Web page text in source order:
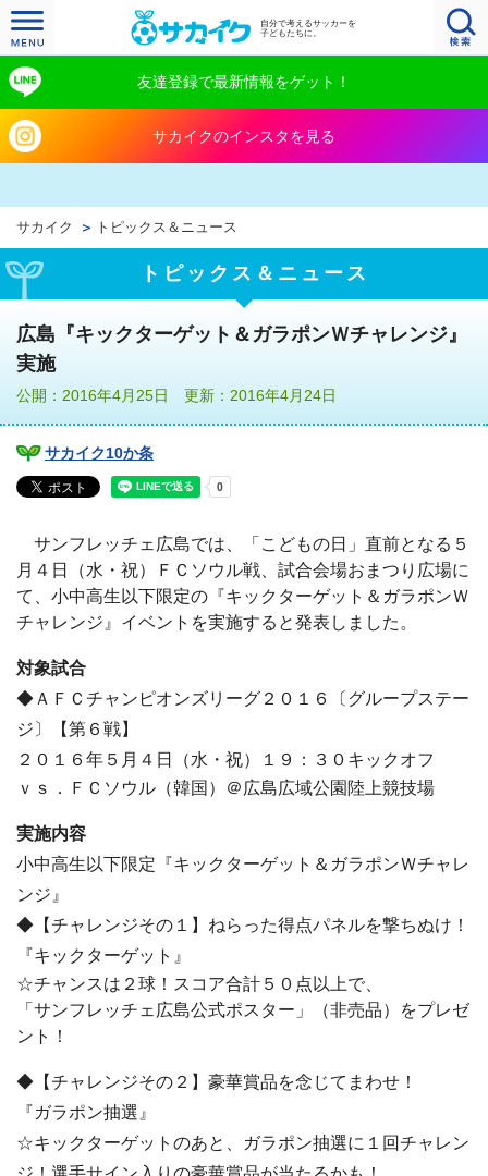
自分で考えるサッカーを
子どもたちに。
友達登録で最新情報をゲット！
サカイクのインスタを見る
サカイク トピックス＆ニュース
トピックス＆ニュース
広島『キックターゲット＆ガラポンＷチャレンジ』
実施
公開：2016年4月25日 更新：2016年4月24日
サカイク10か条
サンフレッチェ広島では、「こどもの日」直前となる５
月４日（水・祝）ＦＣソウル戦、試合会場おまつり広場に
て、小中高生以下限定の『キックターゲット＆ガラポンＷ
チャレンジ』イベントを実施すると発表しました。
対象試合
◆ＡＦＣチャンピオンズリーグ２０１６〔グループステー
ジ〕【第６戦】
２０１６年５月４日（水・祝）１９：３０キックオフ
ｖｓ．ＦＣソウル（韓国）＠広島広域公園陸上競技場
実施内容
小中高生以下限定『キックターゲット＆ガラポンＷチャレ
ンジ』
◆【チャレンジその１】ねらった得点パネルを撃ちぬけ！
『キックターゲット』
☆チャンスは２球！スコア合計５０点以上で、
「サンフレッチェ広島公式ポスター」（非売品）をプレゼ
ント！
◆【チャレンジその２】豪華賞品を念じてまわせ！
『ガラポン抽選』
☆キックターゲットのあと、ガラポン抽選に１回チャレン